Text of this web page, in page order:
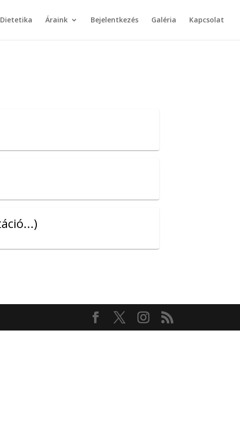
Dietetika Áraink Bejelentkezés Galéria Kapcsolat